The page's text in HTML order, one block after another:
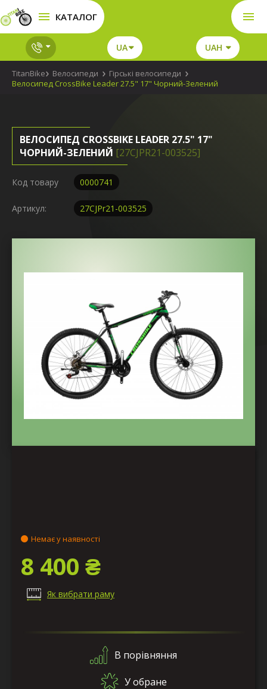
КАТАЛОГ
UA UAH
TitanBike Велосипеди
Гірські велосипеди
Велосипед CrossBike Leader 27.5" 17" Чорний-Зелений
ВЕЛОСИПЕД CROSSBIKE LEADER 27.5" 17"
ЧОРНИЙ-ЗЕЛЕНИЙ [27CJPR21-003525]
Код товару 0000741
Артикул: 27CJPr21-003525
Немає у наявності
8 400 ₴
Як вибрати раму
В порівняння
У обране